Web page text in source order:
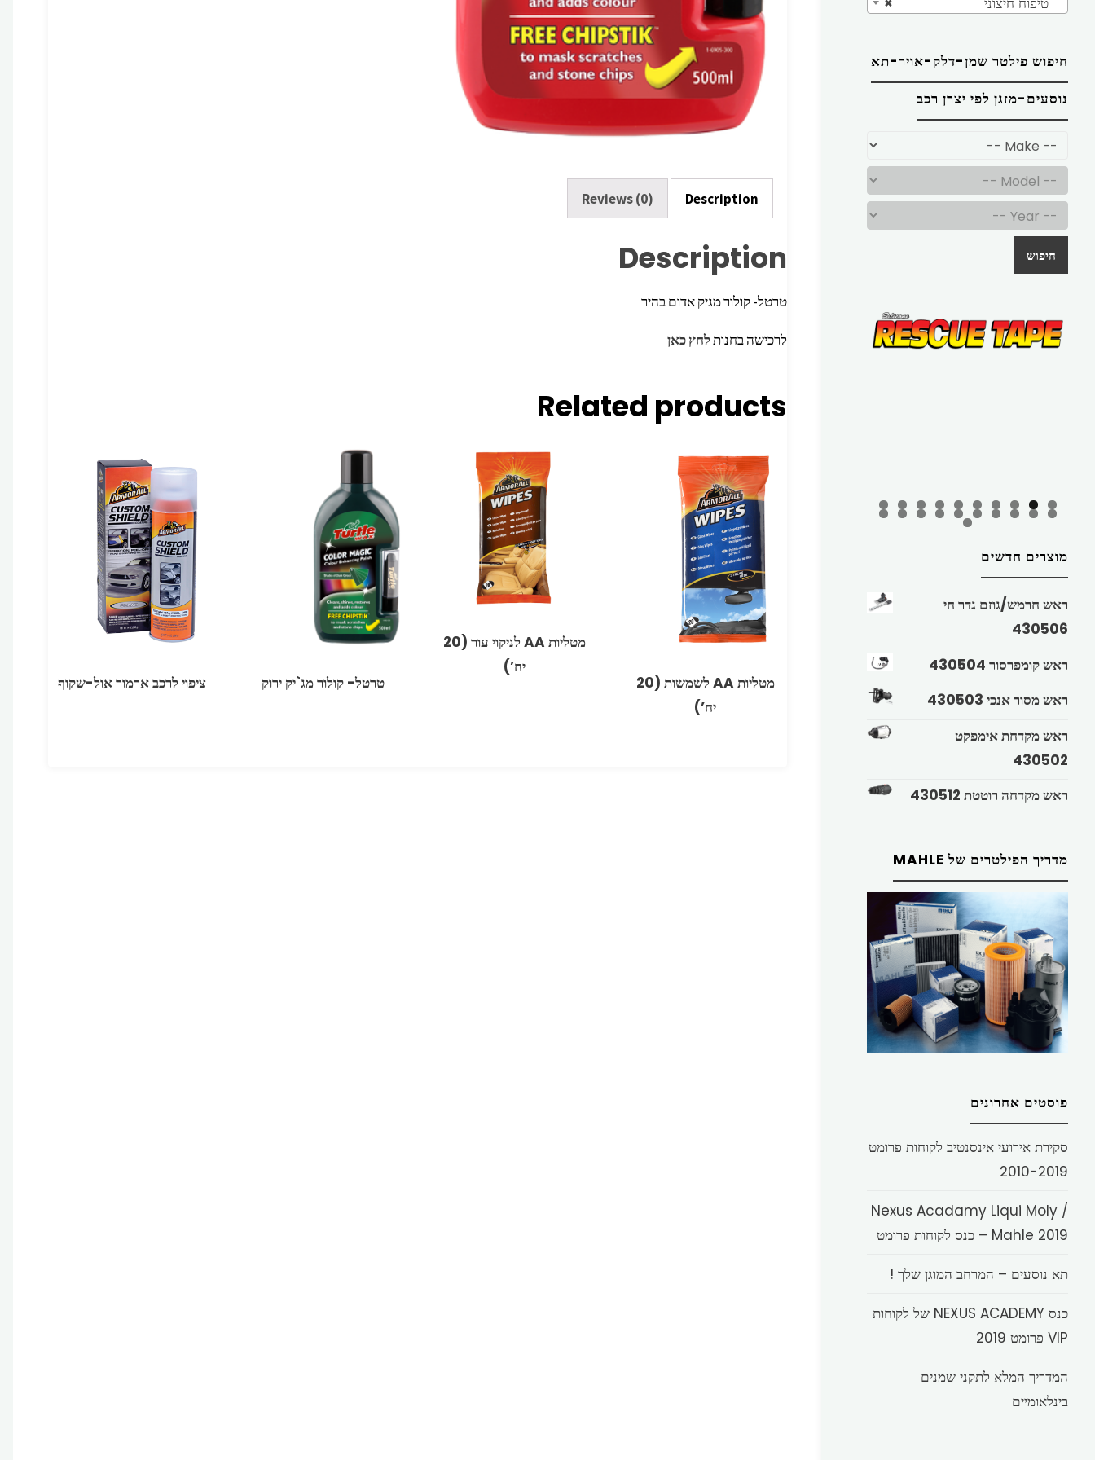
Description
Reviews (0)
Description
טרטל- קולור מגיק אדום בהיר
לרכישה בחנותלחץ כאן
Related products
מטליות ‏AA לשמשות (20
יח’)
מטליות ‏AA לניקוי עור (20
יח’)
טרטל- קולור מג`יק ירוק
ציפוי לרכב ארמור אול-שקוף
חיפוש פילטר שמן-דלק-אויר-תא
נוסעים-מזגן לפי יצרן רכב
חיפוש
מוצרים חדשים
ראש חרמש/גוזם גדר חי
430506
ראש קומפרסור 430504
ראש מסור אנכי 430503
ראש מקדחת אימפקט
430502
ראש מקדחה רוטטת 430512
מדריך הפילטרים של MAHLE
פוסטים אחרונים
סקירת אירועי אינסנטיב לקוחות פרומט
2010-2019
Nexus Acadamy Liqui Moly /
Mahle 2019 – כנס לקוחות פרומט
תא נוסעים – המרחב המוגן שלך !
כנס NEXUS ACADEMY של לקוחות
VIP פרומט 2019
המדריך המלא לתקני שמנים
בינלאומיים